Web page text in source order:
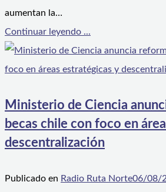
aumentan la…
Continuar leyendo ...
Ministerio de Ciencia
becas chile con foco en
descentralización
Publicado en Radio Ruta Norte06/08/